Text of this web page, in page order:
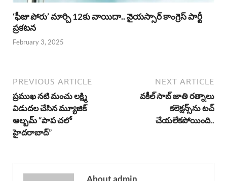
‘ఫీజు పోరు’ మార్చి 12కు వాయిదా.. వైయస్సార్‌ కాంగ్రెస్‌ పార్టీ
ప్రకటన
February 3, 2025
PREVIOUS ARTICLE
ప్రముఖ నటి మంచు లక్ష్మి
విడుదల చేసిన మ్యూజిక్
ఆల్బమ్ “పాప చలో
హైదరాబాద్”
NEXT ARTICLE
వకీల్ సాబ్ జాతి రత్నాలు
కలెక్షన్స్‌ను టచ్
చేయలేకపోయింది..